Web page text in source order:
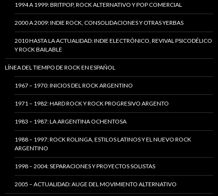
1994 A 1999: BRITPOP, ROCK ALTERNATIVO Y POP COMERCIAL
2000 A 2009: INDIE ROCK, CONSOLIDACIONES Y OTRAS YERBAS
2010 HASTA LA ACTUALIDAD: INDIE ELECTRÓNICO, REVIVAL PSICODÉLICO
Y ROCK BAILABLE
LÍNEA DEL TIEMPO DE ROCK EN ESPAÑOL
1967 – 1970: INICIOS DEL ROCK ARGENTINO
1971 – 1982: HARD ROCK Y ROCK PROGRESIVO ARGENTO
1983 – 1987: LA ARGENTINA OCHENTOSA
1988 – 1997: ROCK ROLINGA, ESTILOS LATINOS Y EL NUEVO ROCK
ARGENTINO
1998 – 2004: SEPARACIONES Y PROYECTOS SOLISTAS
2005 – ACTUALIDAD: AUGE DEL MOVIMIENTO ALTERNATIVO